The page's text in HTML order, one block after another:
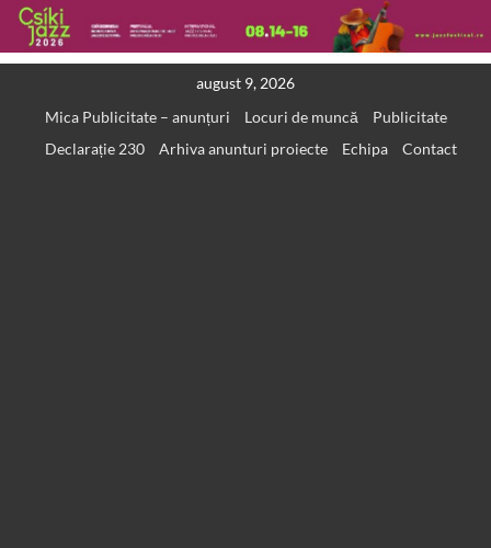
august 9, 2026
Mica Publicitate – anunțuri
Locuri de muncă
Publicitate
Declarație 230
Arhiva anunturi proiecte Echipa Contact